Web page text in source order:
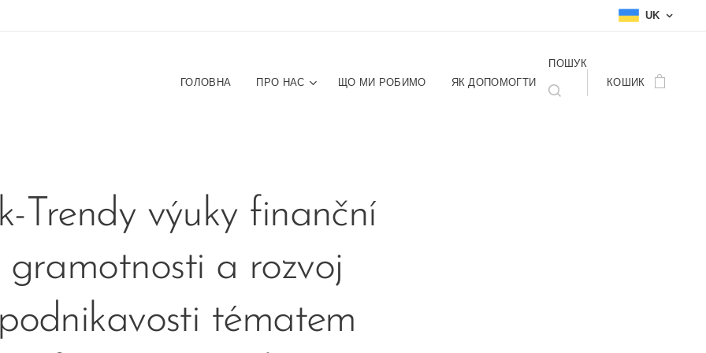
UK
ГОЛОВНА ПРО НАС ЩО МИ РОБИМО ЯК ДОПОМОГТИ
ПОШУК
КОШИК
Trendy výuky finanční
gramotnosti a rozvoj
tématem